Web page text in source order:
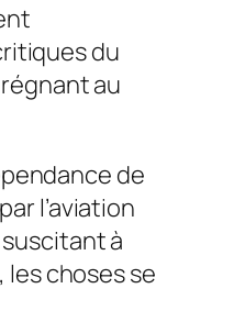
du
au
de
l’aviation
à
les choses se